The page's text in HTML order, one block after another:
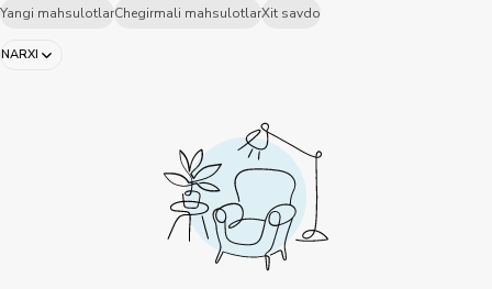
NARXI
Yangi mahsulotlarChegirmali mahsulotlarXit savdo